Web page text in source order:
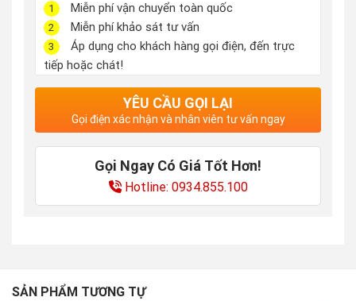
1 Miễn phí vận chuyển toàn quốc
2 Miễn phí khảo sát tư vấn
3
Áp dụng cho khách hàng gọi điện, đến trực
tiếp hoặc chát!
YÊU CẦU GỌI LẠI
Gọi điện xác nhận và nhân viên tư vấn ngay
Gọi Ngay Có Giá Tốt Hơn!
Hotline: 0934.855.100
SẢN PHẨM TƯƠNG TỰ